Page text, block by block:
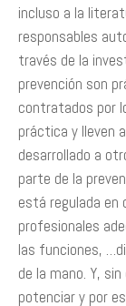
incluso a la
responsables
través de la
prevención son
contratados por
práctica y lleven
desarrollado a
parte de la
está regulada en
profesionales
las funciones,
de la mano. Y,
potenciar y por